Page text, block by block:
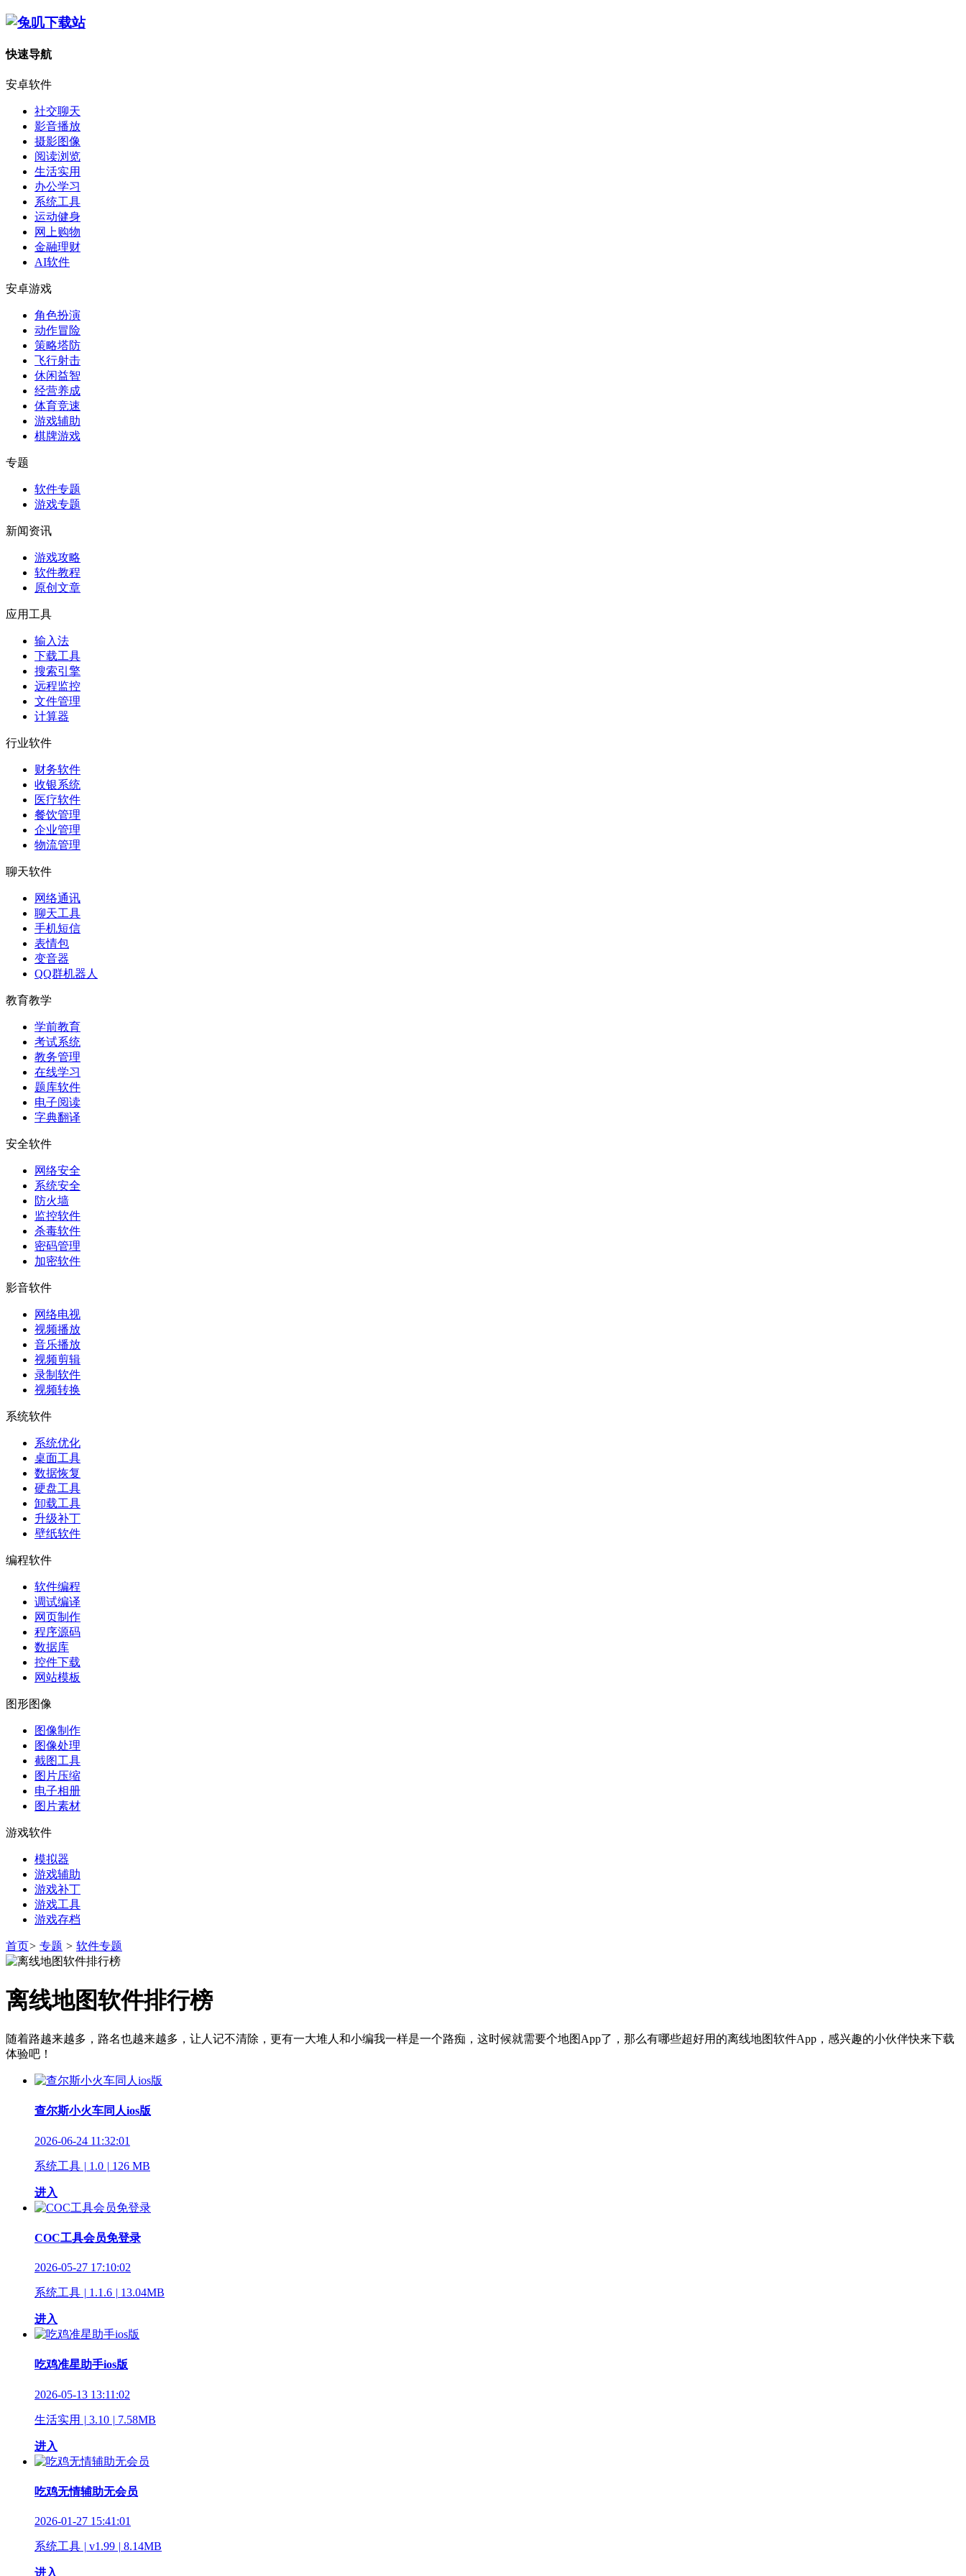
快速导航
安卓软件
社交聊天
影音播放
摄影图像
阅读浏览
生活实用
办公学习
系统工具
运动健身
网上购物
金融理财
AI软件
安卓游戏
角色扮演
动作冒险
策略塔防
飞行射击
休闲益智
经营养成
体育竞速
游戏辅助
棋牌游戏
专题
软件专题
游戏专题
新闻资讯
游戏攻略
软件教程
原创文章
应用工具
输入法
下载工具
搜索引擎
远程监控
文件管理
计算器
行业软件
财务软件
收银系统
医疗软件
餐饮管理
企业管理
物流管理
聊天软件
网络通讯
聊天工具
手机短信
表情包
变音器
QQ群机器人
教育教学
学前教育
考试系统
教务管理
在线学习
题库软件
电子阅读
字典翻译
安全软件
网络安全
系统安全
防火墙
监控软件
杀毒软件
密码管理
加密软件
影音软件
网络电视
视频播放
音乐播放
视频剪辑
录制软件
视频转换
系统软件
系统优化
桌面工具
数据恢复
硬盘工具
卸载工具
升级补丁
壁纸软件
编程软件
软件编程
调试编译
网页制作
程序源码
数据库
控件下载
网站模板
图形图像
图像制作
图像处理
截图工具
图片压缩
电子相册
图片素材
游戏软件
模拟器
游戏辅助
游戏补丁
游戏工具
游戏存档
首页> 专题 > 软件专题
离线地图软件排行榜
随着路越来越多，路名也越来越多，让人记不清除，更有一大堆人和小编我一样是一个路痴，这时候就需要个地图App了，那么有哪些超好用的离线地图软件App，感兴趣的小伙伴快来下载
体验吧！
查尔斯小火车同人ios版
2026-06-24 11:32:01
系统工具 | 1.0 | 126 MB
进入
COC工具会员免登录
2026-05-27 17:10:02
系统工具 | 1.1.6 | 13.04MB
进入
吃鸡准星助手ios版
2026-05-13 13:11:02
生活实用 | 3.10 | 7.58MB
进入
吃鸡无情辅助无会员
2026-01-27 15:41:01
系统工具 | v1.99 | 8.14MB
进入